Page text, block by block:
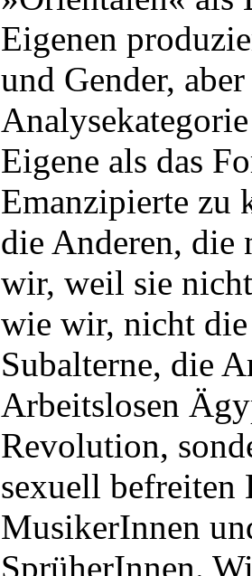
Eigenen
und Gender,
Eigene als das
Emanzipierte zu
die Anderen, die
wir, weil sie
wie wir, nicht
Subalterne, die
Arbeitslosen
Revolution,
sexuell befreiten
MusikerInnen
SprüherInnen.